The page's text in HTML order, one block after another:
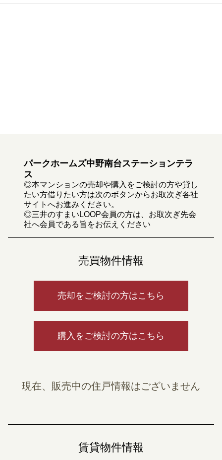
パークホームズ中野南台ステーションテラ
ス
◎本マンションの売却や購入をご検討の方や貸し
たい方借りたい方は次のボタンからお取次ぎ各社
サイトへお進みください。
◎三井のすまいLOOP会員の方は、お取次ぎ先会
社へ会員である旨をお伝えください
売買物件情報
売却をご検討の方はこちら
購入をご検討の方はこちら
現在、販売中の住戸情報はございません
賃貸物件情報